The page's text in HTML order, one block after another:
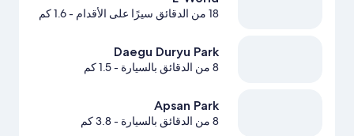
18 من الدقائق سيرًا على الأقدام - 1.6 كم
Daegu Duryu Park
8 من الدقائق بالسيارة - 1.5 كم
Apsan Park
8 من الدقائق بالسيارة - 3.8 كم